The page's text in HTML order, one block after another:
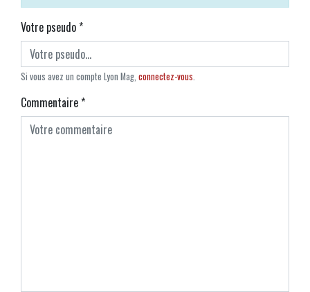
Votre pseudo*
Si vous avez un compte Lyon Mag, connectez-vous.
Commentaire*